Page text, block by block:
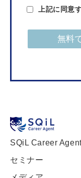
上記に同意
SQiL Career
セミナー